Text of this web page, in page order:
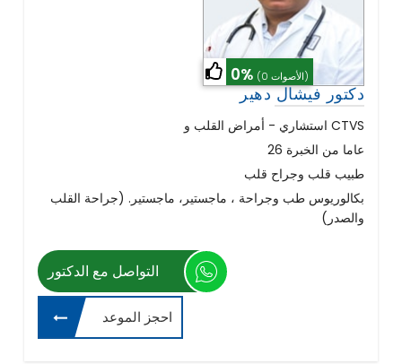
0% (0 الأصوات)
دكتور فيشال دهير
استشاري - أمراض القلب و CTVS
26 عاما من الخبرة
طبيب قلب وجراح قلب
بكالوريوس طب وجراحة ، ماجستير، ماجستير. (جراحة القلب
والصدر)
التواصل مع الدكتور
احجز الموعد